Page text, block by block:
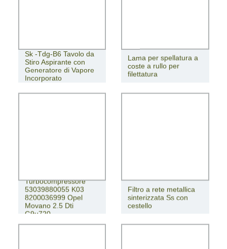
Sk -Tdg-B6 Tavolo da
Stiro Aspirante con
Generatore di Vapore
Incorporato
Lama per spellatura a
coste a rullo per
filettatura
Turbocompressore
53039880055 K03
8200036999 Opel
Movano 2.5 Dti
G9u720
Filtro a rete metallica
sinterizzata Ss con
cestello